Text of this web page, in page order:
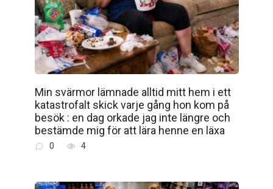
Min svärmor lämnade alltid mitt hem i ett
katastrofalt skick varje gång hon kom på
besök : en dag orkade jag inte längre och
bestämde mig för att lära henne en läxa
0 4